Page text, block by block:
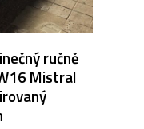
ručně
Mistral